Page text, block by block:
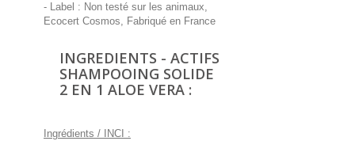
- Label : Non testé sur les animaux,
Ecocert Cosmos, Fabriqué en France
INGREDIENTS - ACTIFS
SHAMPOOING SOLIDE
2 EN 1 ALOE VERA :
Ingrédients / INCI :